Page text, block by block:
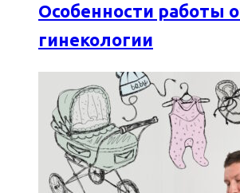
Особенности работы
гинекологии